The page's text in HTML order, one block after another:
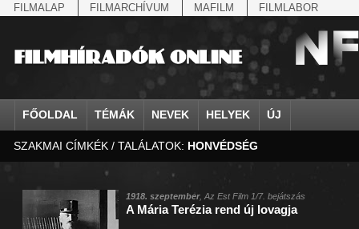
FILMALAP FILMARCHÍVUM MAFILM FILMLABOR
FŐOLDAL TÉMÁK NEVEK HELYEK ÚJ
agrárium
államfő
állatvilág
amerikai magyarok
Anschluss
antant
antant
április 4.
arisztokrácia
IV. Béla, magyar királ...
Aarons-Hughes, Ruth
Aczél György
Aczél Ilona
Ádám Zoltán
Ady Endre
Agárdi Gábor
Ágotai Géza, dr.
Aimone savoya-
Albert Ferenc
Albert Ferenc
Aarau
Abapuszta
Ácsteszér
Addisz-Abeba
Adony
Adua
Afrika
Alag
Albánia
SZAKMAI CÍMKÉK / TALÁLATOK: HONVÉDSÉG
1918. szeptember, Az Est Film 1/7. bejátszás
A Mária Terézia rend új lovagja